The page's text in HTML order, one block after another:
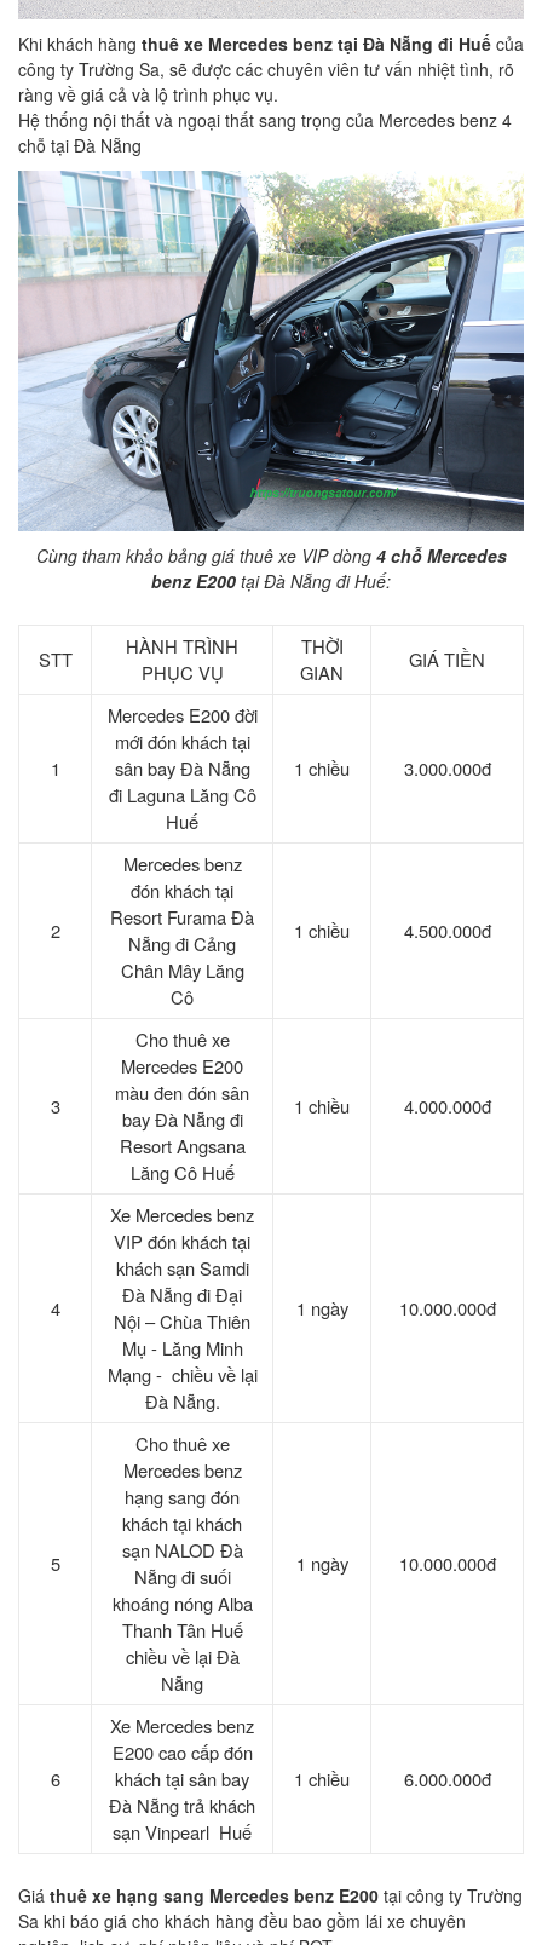
Khi khách hàng thuê xe Mercedes benz tại Đà Nẵng đi Huế của
công ty Trường Sa, sẽ được các chuyên viên tư vấn nhiệt tình, rõ
ràng về giá cả và lộ trình phục vụ.
Hệ thống nội thất và ngoại thất sang trọng của Mercedes benz 4
chỗ tại Đà Nẵng
Cùng tham khảo bảng giá thuê xe VIP dòng 4 chỗ Mercedes
benz E200 tại Đà Nẵng đi Huế:
STT
HÀNH TRÌNH
PHỤC VỤ
THỜI
GIAN
GIÁ TIỀN
1
Mercedes E200 đời
mới đón khách tại
sân bay Đà Nẵng
đi Laguna Lăng Cô
Huế
1 chiều 3.000.000đ
2
Mercedes benz
đón khách tại
Resort Furama Đà
Nẵng đi Cảng
Chân Mây Lăng
Cô
1 chiều 4.500.000đ
3
Cho thuê xe
Mercedes E200
màu đen đón sân
bay Đà Nẵng đi
Resort Angsana
Lăng Cô Huế
1 chiều 4.000.000đ
4
Xe Mercedes benz
VIP đón khách tại
khách sạn Samdi
Đà Nẵng đi Đại
Nội – Chùa Thiên
Mụ - Lăng Minh
Mạng - chiều về lại
Đà Nẵng.
1 ngày 10.000.000đ
5
Cho thuê xe
Mercedes benz
hạng sang đón
khách tại khách
sạn NALOD Đà
Nẵng đi suối
khoáng nóng Alba
Thanh Tân Huế
chiều về lại Đà
Nẵng
1 ngày 10.000.000đ
6
Xe Mercedes benz
E200 cao cấp đón
khách tại sân bay
Đà Nẵng trả khách
sạn Vinpearl Huế
1 chiều 6.000.000đ
Giá thuê xe hạng sang Mercedes benz E200 tại công ty Trường
Sa khi báo giá cho khách hàng đều bao gồm lái xe chuyên